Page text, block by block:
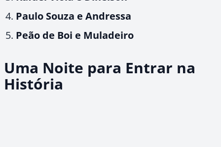
Paulo Souza e Andressa
Peão de Boi e Muladeiro
Uma Noite para Entrar na
História